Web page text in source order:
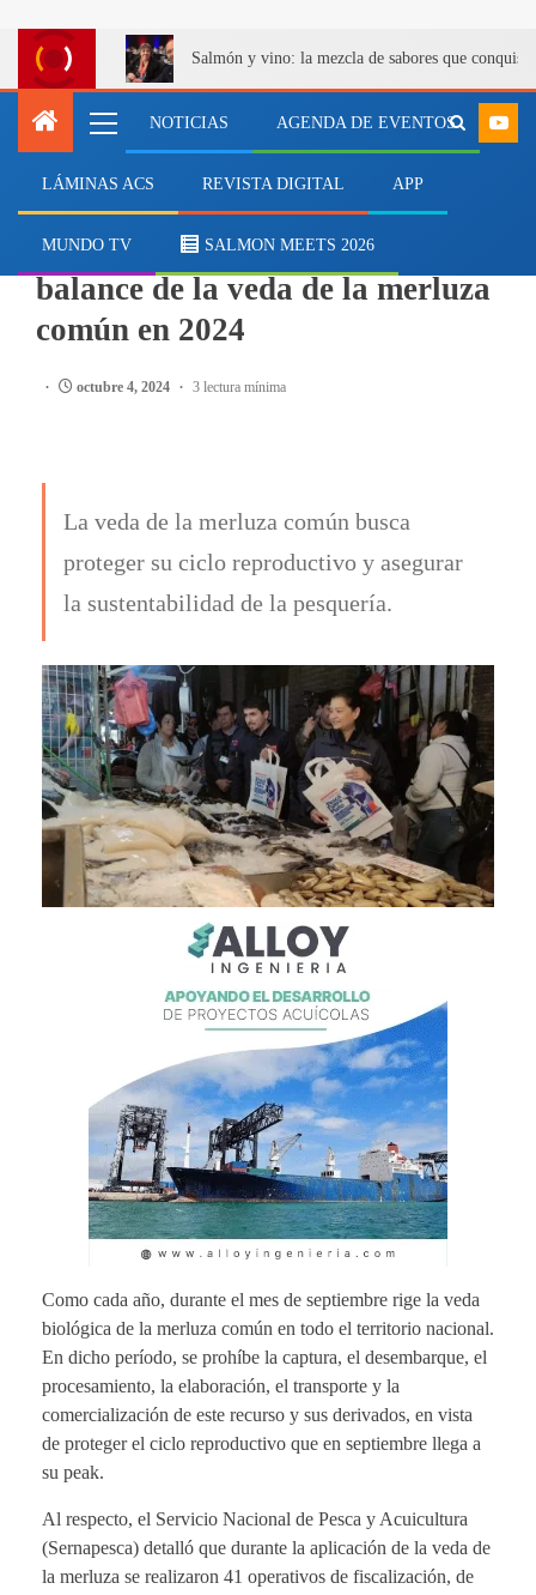
Salmón y vino: la mezcla de sabores que
NOTICIAS AGENDA DE EVENTOS
LÁMINAS ACS REVISTA DIGITAL APP
MUNDO TV SALMON MEETS 2026
Sernapesca realizó un positivo
balance de la veda de la merluza
común en 2024
octubre 4, 2024 3 lectura mínima
La veda de la merluza común busca
proteger su ciclo reproductivo y asegurar
la sustentabilidad de la pesquería.
Como cada año, durante el mes de septiembre rige la veda
biológica de la merluza común en todo el territorio nacional.
En dicho período, se prohíbe la captura, el desembarque, el
procesamiento, la elaboración, el transporte y la
comercialización de este recurso y sus derivados, en vista
de proteger el ciclo reproductivo que en septiembre llega a
su peak.
Al respecto, el Servicio Nacional de Pesca y Acuicultura
(Sernapesca) detalló que durante la aplicación de la veda de
la merluza se realizaron 41 operativos de fiscalización, de